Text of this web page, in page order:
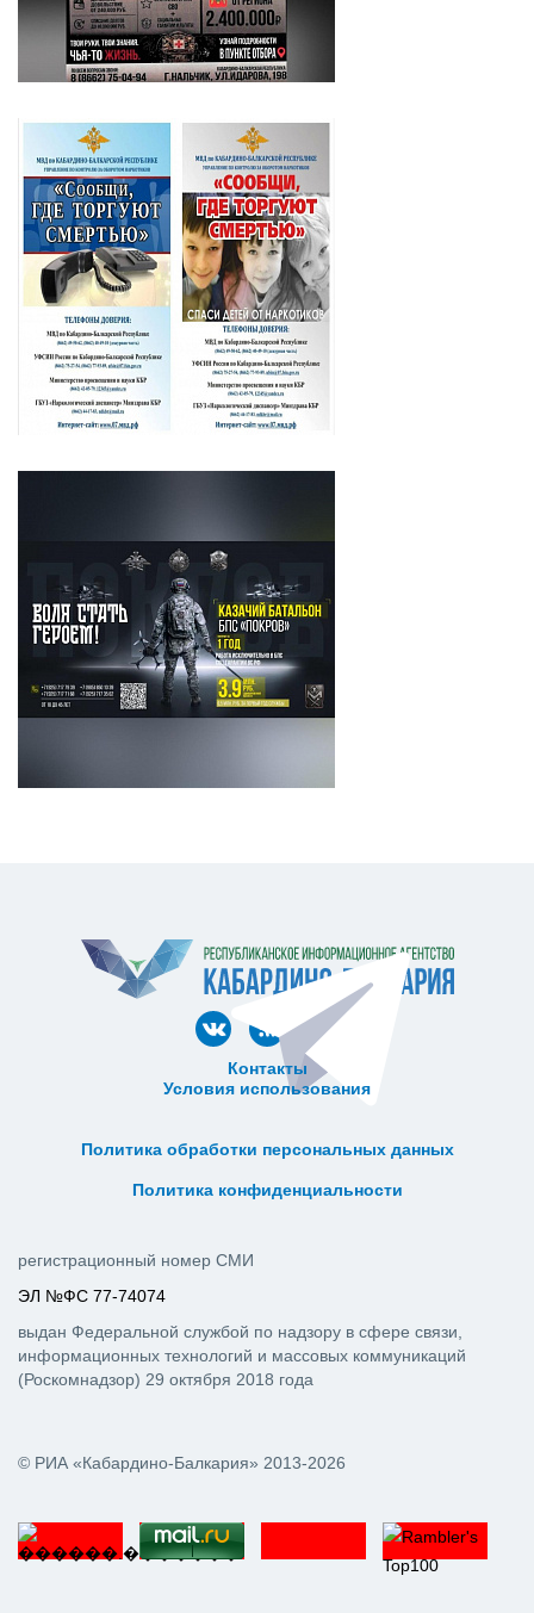
Контакты
Условия использования
Политика обработки персональных данных
Политика конфиденциальности
© РИА «Кабардино-Балкария» 2013-2026
регистрационный номер СМИ
ЭЛ №ФС 77-74074
выдан Федеральной службой по надзору в сфере связи,
информационных технологий и массовых коммуникаций
(Роскомнадзор) 29 октября 2018 года